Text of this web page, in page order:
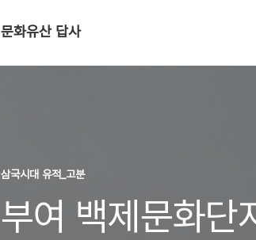
문화유산 답사
삼국시대 유적_고분
부여 백제문화단